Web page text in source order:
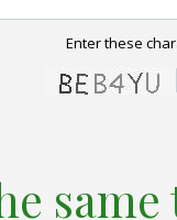
Enter these